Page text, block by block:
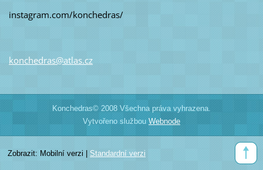
instagram.com/konchedras/
konchedras@atlas.cz
Konchedras© 2008 Všechna práva vyhrazena.
Vytvořeno službou Webnode
Zobrazit: Mobilní verzi Standardní verzi